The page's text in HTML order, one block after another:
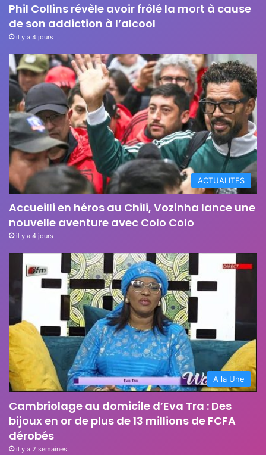
Phil Collins révèle avoir frôlé la mort à cause
de son addiction à l’alcool
il y a 4 jours
ACTUALITES
Accueilli en héros au Chili, Vozinha lance une
nouvelle aventure avec Colo Colo
il y a 4 jours
A la Une
Cambriolage au domicile d’Eva Tra : Des
bijoux en or de plus de 13 millions de FCFA
dérobés
il y a 2 semaines